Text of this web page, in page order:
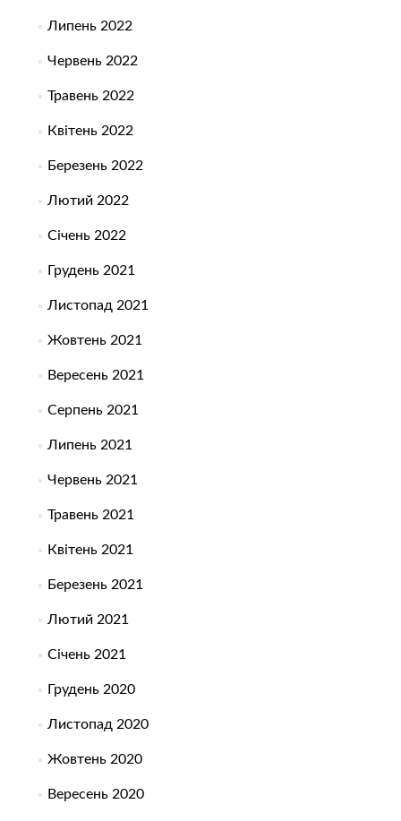
Липень 2022
Червень 2022
Травень 2022
Квітень 2022
Березень 2022
Лютий 2022
Січень 2022
Грудень 2021
Листопад 2021
Жовтень 2021
Вересень 2021
Серпень 2021
Липень 2021
Червень 2021
Травень 2021
Квітень 2021
Березень 2021
Лютий 2021
Січень 2021
Грудень 2020
Листопад 2020
Жовтень 2020
Вересень 2020